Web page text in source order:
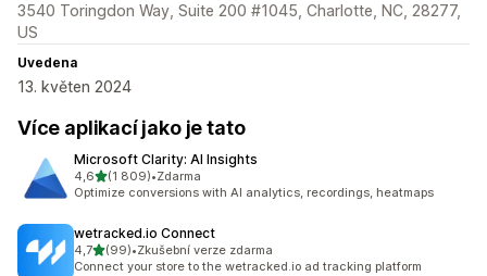
3540 Toringdon Way, Suite 200 #1045, Charlotte, NC, 28277,
US
Uvedena
13. květen 2024
Více aplikací jako je tato
Microsoft Clarity: AI Insights
4,6z 5 hvězd
(1 809)
Celkový počet recenzí: 1809
•Zdarma
Optimize conversions with AI analytics, recordings, heatmaps
wetracked.io Connect
4,7z 5 hvězd
(99)
Celkový počet recenzí: 99
•Zkušební verze zdarma
Connect your store to the wetracked.io ad tracking platform